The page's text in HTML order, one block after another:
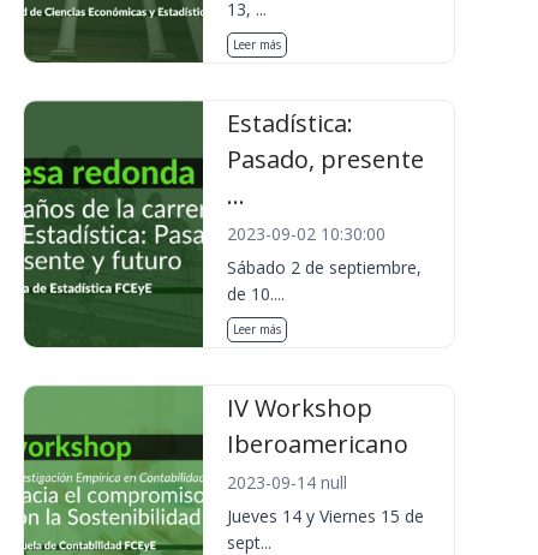
13, ...
Leer más
Estadística:
Pasado, presente
...
2023-09-02 10:30:00
Sábado 2 de septiembre,
de 10....
Leer más
IV Workshop
Iberoamericano
2023-09-14 null
Jueves 14 y Viernes 15 de
sept...